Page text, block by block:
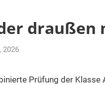
draußen
2026
Kurk
Prüfung der Klasse